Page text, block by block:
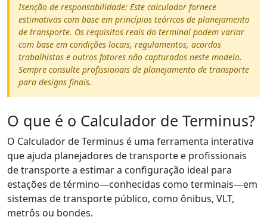
Isenção de responsabilidade: Este calculador fornece
estimativas com base em princípios teóricos de planejamento
de transporte. Os requisitos reais do terminal podem variar
com base em condições locais, regulamentos, acordos
trabalhistas e outros fatores não capturados neste modelo.
Sempre consulte profissionais de planejamento de transporte
para designs finais.
O que é o Calculador de Terminus?
O Calculador de Terminus é uma ferramenta interativa
que ajuda planejadores de transporte e profissionais
de transporte a estimar a configuração ideal para
estações de término—conhecidas como terminais—em
sistemas de transporte público, como ônibus, VLT,
metrôs ou bondes.